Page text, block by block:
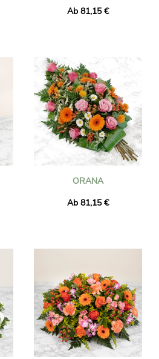
Ab 81,15 €
ORANA
Ab 81,15 €